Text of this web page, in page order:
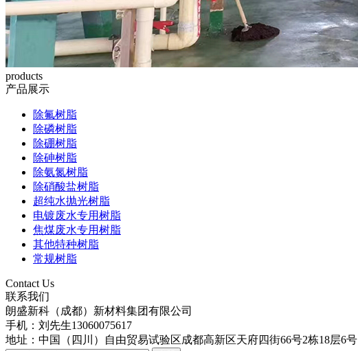
products
产品展示
除氟树脂
除磷树脂
除硼树脂
除砷树脂
除氨氮树脂
除硝酸盐树脂
超纯水抛光树脂
电镀废水专用树脂
焦煤废水专用树脂
其他特种树脂
常规树脂
Contact Us
联系我们
朗盛新科（成都）新材料集团有限公司
手机：刘先生13060075617
地址：中国（四川）自由贸易试验区成都高新区天府四街66号2栋18层6号